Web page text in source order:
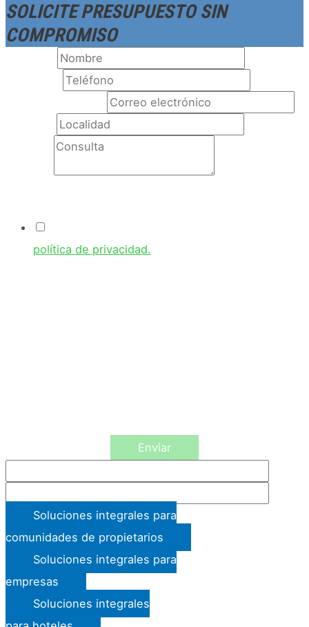
SOLICITE PRESUPUESTO SIN
COMPROMISO
política de privacidad.
Enviar
Soluciones integrales para
comunidades de propietarios
Soluciones integrales para
empresas
Soluciones integrales